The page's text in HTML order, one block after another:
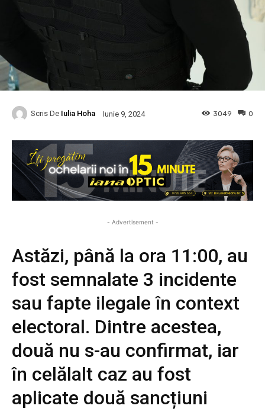
Scris De Iulia Hoha Iunie 9, 2024 0
3049
- Advertisement -
Astăzi, până la ora 11:00, au
fost semnalate 3 incidente
sau fapte ilegale în context
electoral. Dintre acestea,
două nu s-au confirmat, iar
în celălalt caz au fost
aplicate două sancțiuni